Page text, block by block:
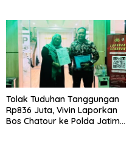
Rumah Tangganya Sendiri.
Tolak Tuduhan Tanggungan
Rp836 Juta, Vivin Laporkan
Bos Chatour ke Polda Jatim